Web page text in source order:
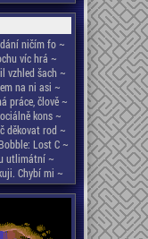
ničím fo ~
víc hrá ~
vzhled šach ~
na ni asi ~
práce, člově ~
kons ~
děkovat rod ~
Lost C ~
utlimátní ~
Chybí mi ~